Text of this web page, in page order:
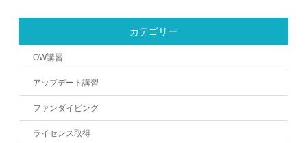
カテゴリー
OW講習
アップデート講習
ファンダイビング
ライセンス取得